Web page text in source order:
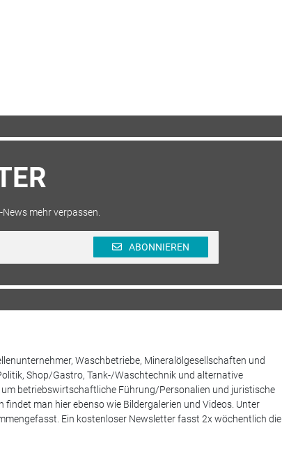
mehr verpassen.
ABONNIEREN
Waschbetriebe, Mineralölgesellschaften und
Shop/Gastro, Tank-/Waschtechnik und alternative
betriebswirtschaftliche Führung/Personalien und juristische
man hier ebenso wie Bildergalerien und Videos. Unter
Ein kostenloser Newsletter fasst 2x wöchentlich die